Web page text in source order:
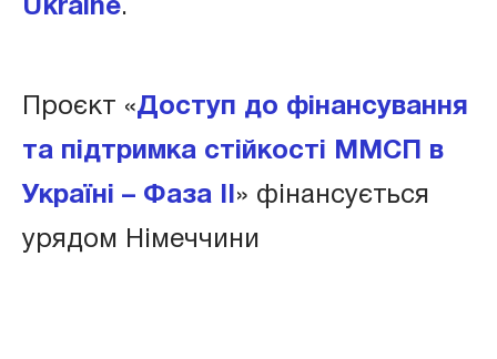
Ukraine.
Проєкт «Доступ до фінансування
та підтримка стійкості ММСП в
Україні – Фаза ІІ » фінансується
урядом Німеччини